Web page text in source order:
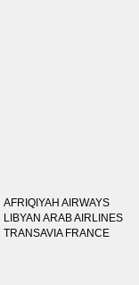
AFRIQIYAH AIRWAYS
LIBYAN ARAB AIRLINES
TRANSAVIA FRANCE